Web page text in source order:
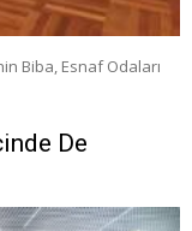
Biba, Esnaf Odaları
De